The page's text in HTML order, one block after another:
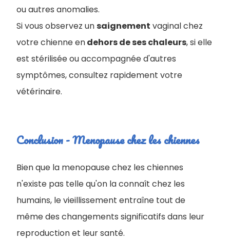
ou autres anomalies.
Si vous observez unsaignement vaginal chez
votre chienne endehors de ses chaleurs, si elle
est stérilisée ou accompagnée d'autres
symptômes, consultez rapidement votre
vétérinaire.
Conclusion - Menopause chez les chiennes
Bien que la menopause chez les chiennes
n'existe pas telle qu'on la connaît chez les
humains, le vieillissement entraîne tout de
même des changements significatifs dans leur
reproduction et leur santé.